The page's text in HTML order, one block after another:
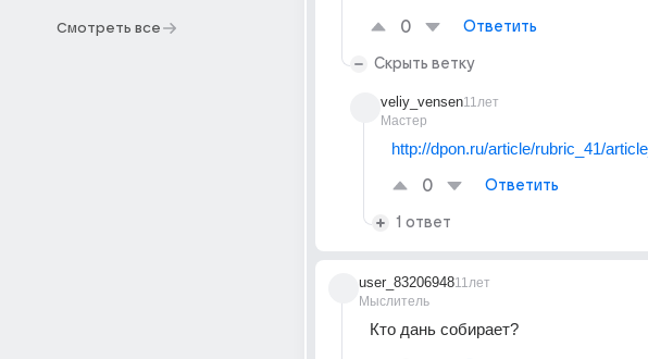
Смотреть все 0 Ответить
Скрыть ветку
veliy_vensen
Мастер
11лет
http://dpon.ru/article/rubric_41/
0 Ответить
1 ответ
user_83206948
Мыслитель
11лет
Кто дань собирает?